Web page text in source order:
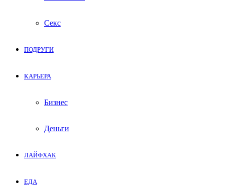
Секс
ПОДРУГИ
КАРЬЕРА
Бизнес
Деньги
ЛАЙФХАК
ЕДА